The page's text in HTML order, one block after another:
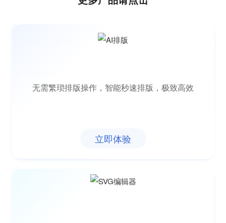
无需繁琐排版操作，智能秒速排版，极致高效
立即体验